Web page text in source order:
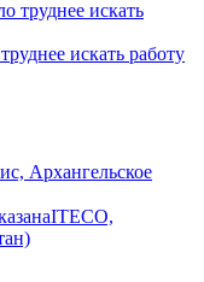
искать работу
Архангельское
ITECO,